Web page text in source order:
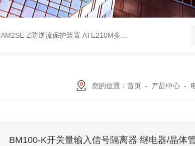
AM2SE-Z防逆流保护装置 ATE210M多回路复合型温度传感器
您的位置： 首页 - 产品中心 -
BM100-K开关量输入信号隔离器 继电器/晶体